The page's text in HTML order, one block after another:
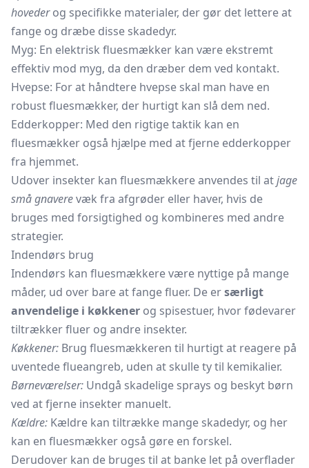
hovederog specifikke materialer, der gør det lettere at
fange og dræbe disse skadedyr.
Myg: En elektrisk fluesmækker kan være ekstremt
effektiv mod myg, da den dræber dem ved kontakt.
Hvepse: For at håndtere hvepse skal man have en
robust fluesmækker, der hurtigt kan slå dem ned.
Edderkopper: Med den rigtige taktik kan en
fluesmækker også hjælpe med at fjerne edderkopper
fra hjemmet.
Udover insekter kan fluesmækkere anvendes til atjage
små gnaverevæk fra afgrøder eller haver, hvis de
bruges med forsigtighed og kombineres med andre
strategier.
Indendørs brug
Indendørs kan fluesmækkere være nyttige på mange
måder, ud over bare at fange fluer. De ersærligt
anvendelige i køkkener og spisestuer, hvor fødevarer
tiltrækker fluer og andre insekter.
Køkkener: Brug fluesmækkeren til hurtigt at reagere på
uventede flueangreb, uden at skulle ty til kemikalier.
Børneværelser: Undgå skadelige sprays og beskyt børn
ved at fjerne insekter manuelt.
Kældre: Kældre kan tiltrække mange skadedyr, og her
kan en fluesmækker også gøre en forskel.
Derudover kan de bruges til at banke let på overflader